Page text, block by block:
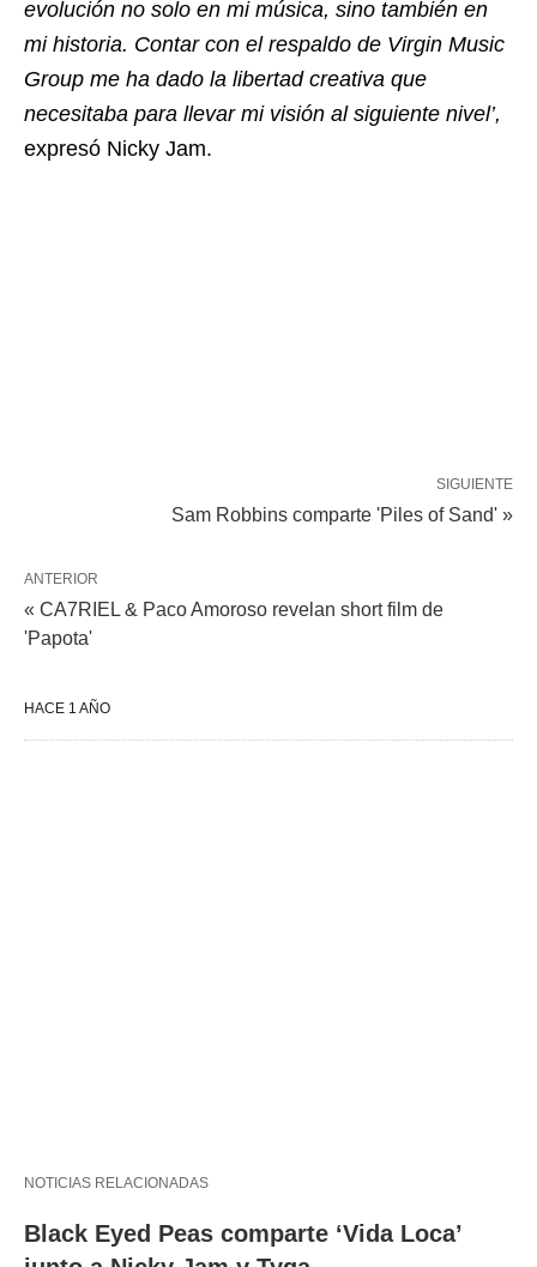
evolución no solo en mi música, sino también en
mi historia. Contar con el respaldo de Virgin Music
Group me ha dado la libertad creativa que
necesitaba para llevar mi visión al siguiente nivel’,
expresó Nicky Jam.
SIGUIENTE
Sam Robbins comparte 'Piles of Sand' »
ANTERIOR
« CA7RIEL & Paco Amoroso revelan short film de
'Papota'
HACE 1 AÑO
NOTICIAS RELACIONADAS
Black Eyed Peas comparte ‘Vida Loca’